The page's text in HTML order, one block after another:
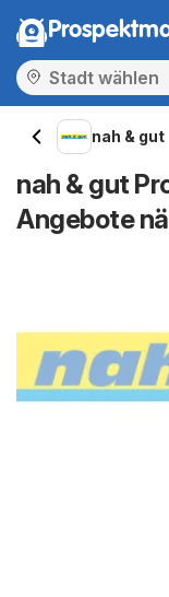
nah & gut
nah & gut
Angebote